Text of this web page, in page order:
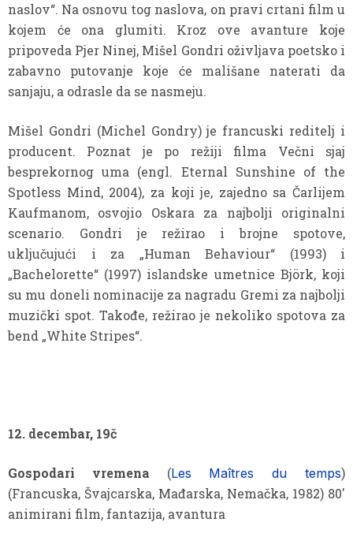
naslov“. Na osnovu tog naslova, on pravi crtani film u
kojem će ona glumiti. Kroz ove avanture koje
pripoveda Pjer Ninej, Mišel Gondri oživljava poetsko i
zabavno putovanje koje će mališane naterati da
sanjaju, a odrasle da se nasmeju.
Mišel Gondri (Michel Gondry) je francuski reditelj i
producent. Poznat je po režiji filma Večni sjaj
besprekornog uma (engl. Eternal Sunshine of the
Spotless Mind, 2004), za koji je, zajedno sa Čarlijem
Kaufmanom, osvojio Oskara za najbolji originalni
scenario. Gondri je režirao i brojne spotove,
uključujući i za „Human Behaviour“ (1993) i
„Bachelorette“ (1997) islandske umetnice Björk, koji
su mu doneli nominacije za nagradu Gremi za najbolji
muzički spot. Takođe, režirao je nekoliko spotova za
bend „White Stripes“.
12. decembar, 19č
Gospodari vremena (Les Maîtres du temps)
(Francuska, Švajcarska, Mađarska, Nemačka, 1982) 80′
animirani film, fantazija, avantura